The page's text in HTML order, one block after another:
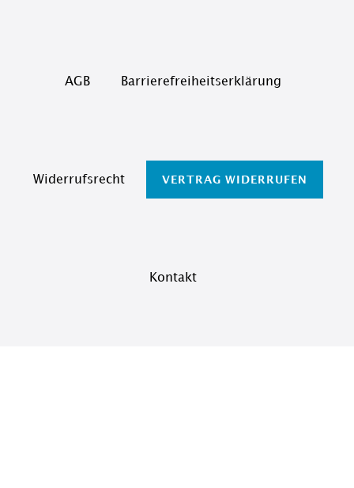
AGB Barrierefreiheitserklärung
Widerrufs­recht VERTRAG WIDERRUFEN
Kontakt